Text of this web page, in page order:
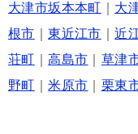
大津市坂本本町
大
根市 ｜東近江市 ｜近
荘町
高島市 草津
野町
｜米原市 栗東